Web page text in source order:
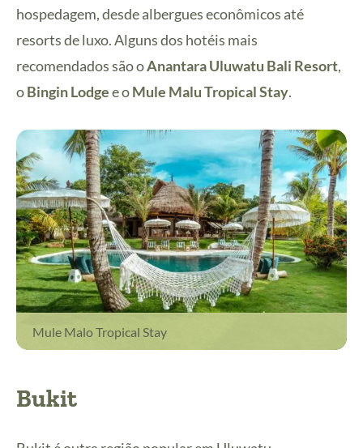
hospedagem, desde albergues econômicos até
resorts de luxo. Alguns dos hotéis mais
recomendados são oAnantara Uluwatu Bali Resort,
oBingin Lodgee oMule Malu Tropical Stay.
Mule Malo Tropical Stay
Bukit